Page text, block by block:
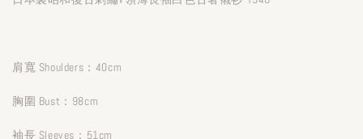
肩寬 Shoulders：40cm
胸圍 Bust：98cm
袖長 Sleeves：51cm